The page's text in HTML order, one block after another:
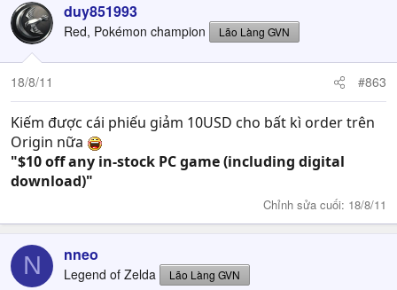
Origin, there are no region restrictions either.
The Origin store itself has regional restrictions though.
Using an IP-matching system, the Origin website will
direct you to the appropriate store for your geographical
location.
duy851993
Red, Pokémon champion Lão Làng GVN
18/8/11 #863
Kiếm được cái phiếu giảm 10USD cho bất kì order trên
Origin nữa
"$10 off any in-stock PC game (including digital
download)"
Chỉnh sửa cuối: 18/8/11
N nneo
Legend of Zelda Lão Làng GVN